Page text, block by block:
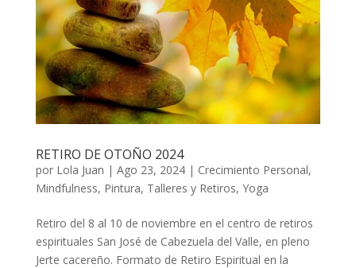
RETIRO DE OTOÑO 2024
por Lola Juan | Ago 23, 2024| Crecimiento Personal,
Mindfulness, Pintura, Talleres y Retiros, Yoga
Retiro del 8 al 10 de noviembre en el centro de retiros
espirituales San José de Cabezuela del Valle, en pleno
Jerte cacereño. Formato de Retiro Espiritual en la